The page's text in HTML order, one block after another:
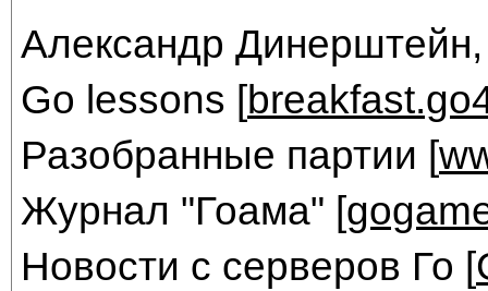
Александр Динерштейн,
Go lessons [
Разобранные партии [
Журнал "Гоама" [
Новости с серверов Го [